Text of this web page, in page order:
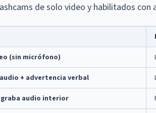
de solo video y habilitados
(sin micrófono)
+ advertencia verbal
graba audio interior